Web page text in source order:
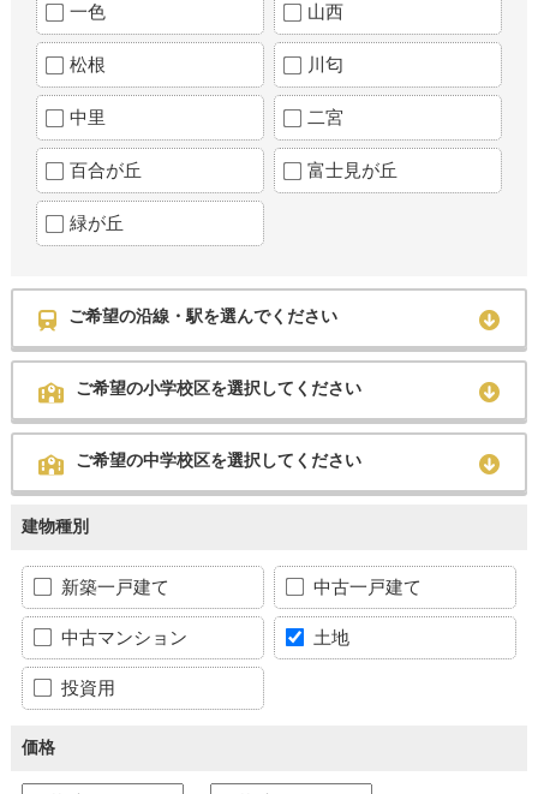
一色 山西
松根 川匂
中里 二宮
百合が丘 富士見が丘
緑が丘
ご希望の沿線・駅を選んでください
ご希望の小学校区を選択してください
ご希望の中学校区を選択してください
建物種別
新築一戸建て 中古一戸建て
中古マンション 土地
投資用
価格